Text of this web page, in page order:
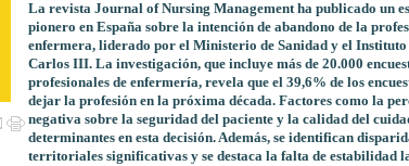
La revista Journal of Nursing Management ha publicado un
pionero en España sobre la intención de abandono de la
enfermera, liderado por el Ministerio de Sanidad y el Instituto
Carlos III. La investigación, que incluye más de 20.000
profesionales de enfermería, revela que el 39,6% de los
dejar la profesión en la próxima década. Factores como la
negativa sobre la seguridad del paciente y la calidad del
determinantes en esta decisión. Además, se identifican
territoriales significativas y se destaca la falta de estabilidad